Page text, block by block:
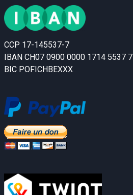
CCP 17-145537-7
IBAN CH07 0900 0000 1714 5537 7
BIC POFICHBEXXX